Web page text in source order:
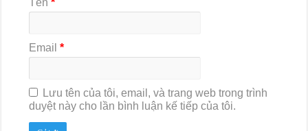
Tên*
Email*
Lưu tên của tôi, email, và trang web trong trình
duyệt này cho lần bình luận kế tiếp của tôi.